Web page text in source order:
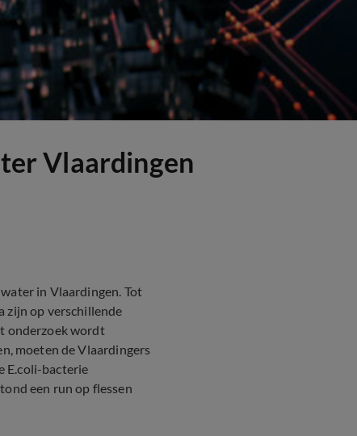
Vlaardingen
in Vlaardingen. Tot
zijn op verschillende
onderzoek wordt
moeten de Vlaardingers
E.coli-bacterie
een run op flessen